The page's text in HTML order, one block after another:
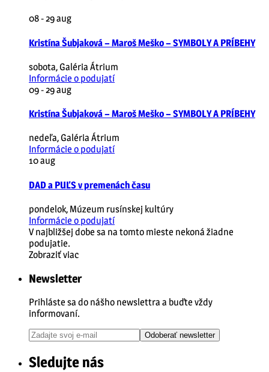
08 - 29aug
Kristína Šubjaková – Maroš Meško – SYMBOLY A PRÍBEHY
sobota,Galéria Átrium
Informácie o podujatí
09 - 29aug
Kristína Šubjaková – Maroš Meško – SYMBOLY A PRÍBEHY
nedeľa,Galéria Átrium
Informácie o podujatí
10aug
DAD a PUĽS v premenách času
pondelok, Múzeum rusínskej kultúry
Informácie o podujatí
V najbližšej dobe sa na tomto mieste nekoná žiadne
podujatie.
Zobraziť viac
Newsletter
Prihláste sa do nášho newslettra a buďte vždy
informovaní.
Odoberať newsletter
Sledujte nás